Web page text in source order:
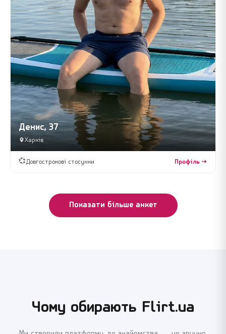
Денис, 37
Харків
💞Довгострокові стосунки Профіль →
Показати більше анкет
Чому обирають Flirt.ua